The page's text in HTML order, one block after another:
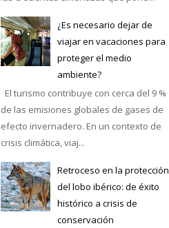
¿Es necesario dejar de
viajar en vacaciones para
proteger el medio
ambiente?
El turismo contribuye con cerca del 9 %
de las emisiones globales de gases de
efecto invernadero. En un contexto de
crisis climática, viaj...
Retroceso en la protección
del lobo ibérico: de éxito
histórico a crisis de
conservación